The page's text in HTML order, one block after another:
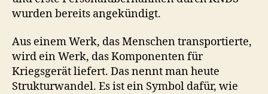
wurden bereits angekündigt.
Aus einem Werk, das Menschen transportierte,
wird ein Werk, das Komponenten für
Kriegsgerät liefert. Das nennt man heute
Strukturwandel. Es ist ein Symbol dafür, wie